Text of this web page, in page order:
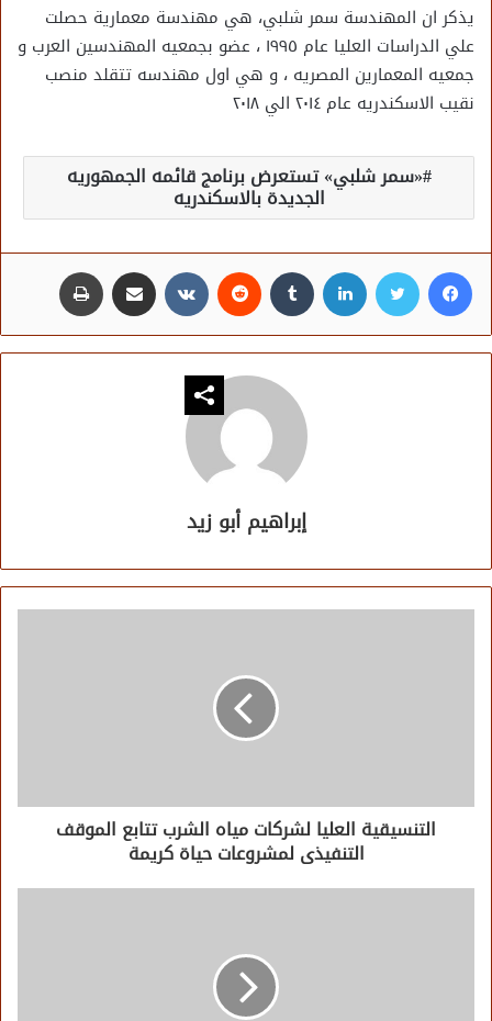
يذكر ان المهندسة سمر شلبي، هي مهندسة معمارية حصلت
علي الدراسات العليا عام ١٩٩٥ ، عضو بجمعيه المهندسين العرب و
جمعيه المعمارين المصريه ، و هي اول مهندسه تتقلد منصب
نقيب الاسكندريه عام ٢٠١٤ الي ٢٠١٨
«سمر شلبي» تستعرض برنامج قائمه الجمهوريه
الجديدة بالاسكندريه
فيسبوك تويتر لينكدإن مشاركة عبر البريد
إبراهيم أبو زيد
التنسيقية العليا لشركات مياه الشرب تتابع الموقف
التنفيذى لمشروعات حياة كريمة